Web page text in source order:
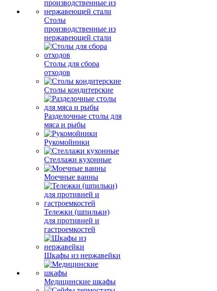
Столы
производственные из
нержавеющей стали
Столы для сбора
отходов
Столы кондитерские
Разделочные столы для
мяса и рыбы
Рукомойники
Стеллажи кухонные
Моечные ванны
Тележки (шпильки)
для противней и
гастроемкостей
Шкафы из нержавейки
Медицинские шкафы